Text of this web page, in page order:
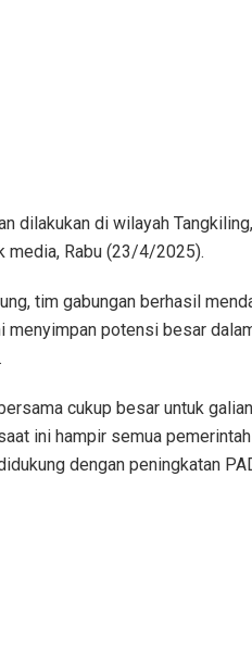
dilakukan di wilayah
media, Rabu (23/4/2025).
tim gabungan berhasil
menyimpan potensi besar
cukup besar untuk
ini hampir semua
dengan peningkatan